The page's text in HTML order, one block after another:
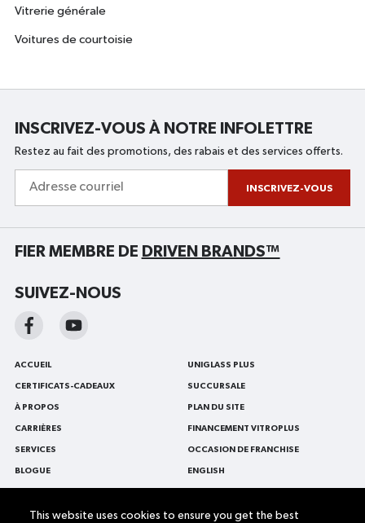
This website uses cookies to ensure you get the best
Vitrerie générale
Voitures de courtoisie
INSCRIVEZ-VOUS À NOTRE INFOLETTRE
Restez au fait des promotions, des rabais et des services offerts.
courriel
INSCRIVEZ-VOUS
FIER MEMBRE DE DRIVEN BRANDS™
SUIVEZ-NOUS
ACCUEIL
CERTIFICATS-CADEAUX
À PROPOS
CARRIÈRES
SERVICES
BLOGUE
PROMOTIONS
UNIGLASS PLUS
SUCCURSALE
PLAN DU SITE
FINANCEMENT VITROPLUS
OCCASION DE FRANCHISE
ENGLISH
REMPLACEMENT DE PARE-BRISE